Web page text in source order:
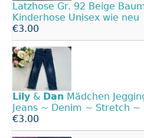
Latzhose Gr. 92 Beige
Kinderhose Unisex wie neu
€3.00
Lily & Dan Mädchen
Jeans ~ Denim ~ Stretch ~
€3.00